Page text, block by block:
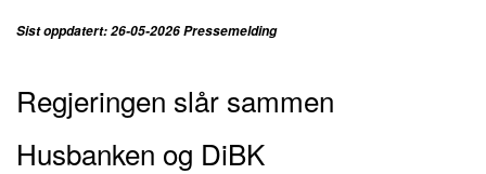
Sist oppdatert: 26-05-2026 Pressemelding
Regjeringen slår sammen
Husbanken og DiBK